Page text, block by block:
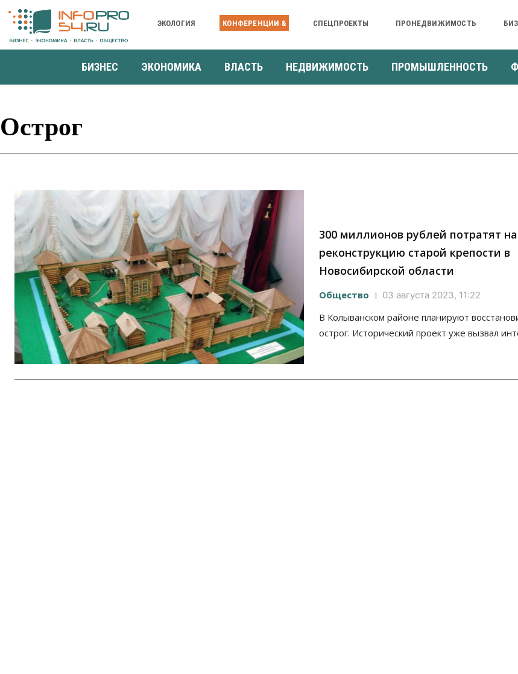
ЭКОЛОГИЯ КОНФЕРЕНЦИИ & СПЕЦПРОЕКТЫ ПРОНЕДВИЖИМОСТЬ
БИЗНЕС ЭКОНОМИКА ВЛАСТЬ НЕДВИЖИМОСТЬ ПРОМЫШЛЕННОСТЬ
Острог
300 миллионов рублей потратят на
реконструкцию старой крепости в
Новосибирской области
Общество 03 августа 2023, 11:22
В Колыванском районе планируют
острог. Исторический проект уже вызвал